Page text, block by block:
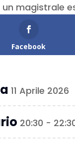
magistrale
Facebook
11 Aprile 2026
20:30 -